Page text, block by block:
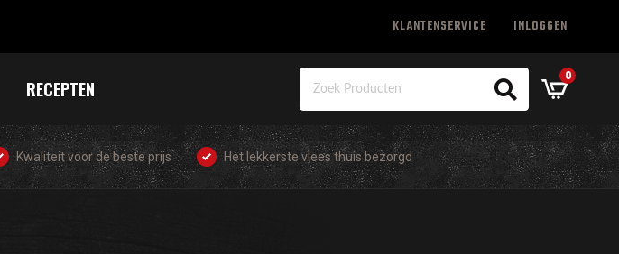
KLANTENSERVICE INLOGGEN
RECEPTEN
0
Kwaliteit voor de beste prijs Het lekkerste vlees thuis bezorgd